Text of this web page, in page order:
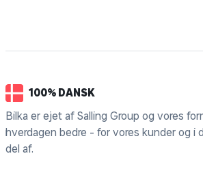
100% DANSK
Bilka er ejet af Salling Group og vores
hverdagen bedre - for vores kunder og i
del af.